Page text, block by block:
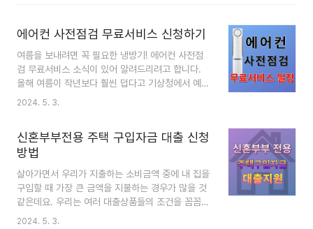
에어컨 사전점검 무료서비스 신청하기
여름을 보내려면 꼭 필요한 냉방기! 에어컨 사전점
검 무료서비스 소식이 있어 알려드리려고 합니다.
올해 여름이 작년보다 훨씬 덥다고 기상청에서 예상
을 하고 있습니다. 요즘 비가 자주 오고 바람이 아직
에어컨 점검은 무더운 여름을 잘 보내게 해 줄 필수
선택입니다. 지금부터 회사별로 그 내용 소개해 드
년 3월 4일부터 2024년 4월 30일까지 에어컨 사
전점검 서비스를 시행합니다. 무료혜택 : 기사님 출
장비를 포함해 공임비 무료혜택이 제공됩니다. 대
표번호 : 1588-3366 (단, 부품교체가 필요한 경
2024. 5. 3.
신혼부부전용 주택 구입자금 대출 신청
방법
살아가면서 우리가 지출하는 소비금액 중에 내 집을
구입할 때 가장 큰 금액을 지불하는 경우가 많을 것
같은데요. 우리는 여러 대출상품들의 조건을 꼼꼼히
비교해 보고 선택을 합니다. 시중에 너무나 다양한
2024. 5. 3.